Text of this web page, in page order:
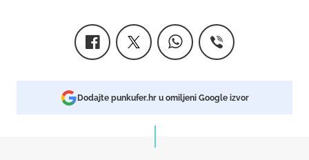
Dodajte punkufer.hr u omiljeni Google izvor